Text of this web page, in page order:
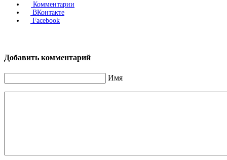
Комментарии
ВКонтакте
Facebook
Добавить комментарий
Имя